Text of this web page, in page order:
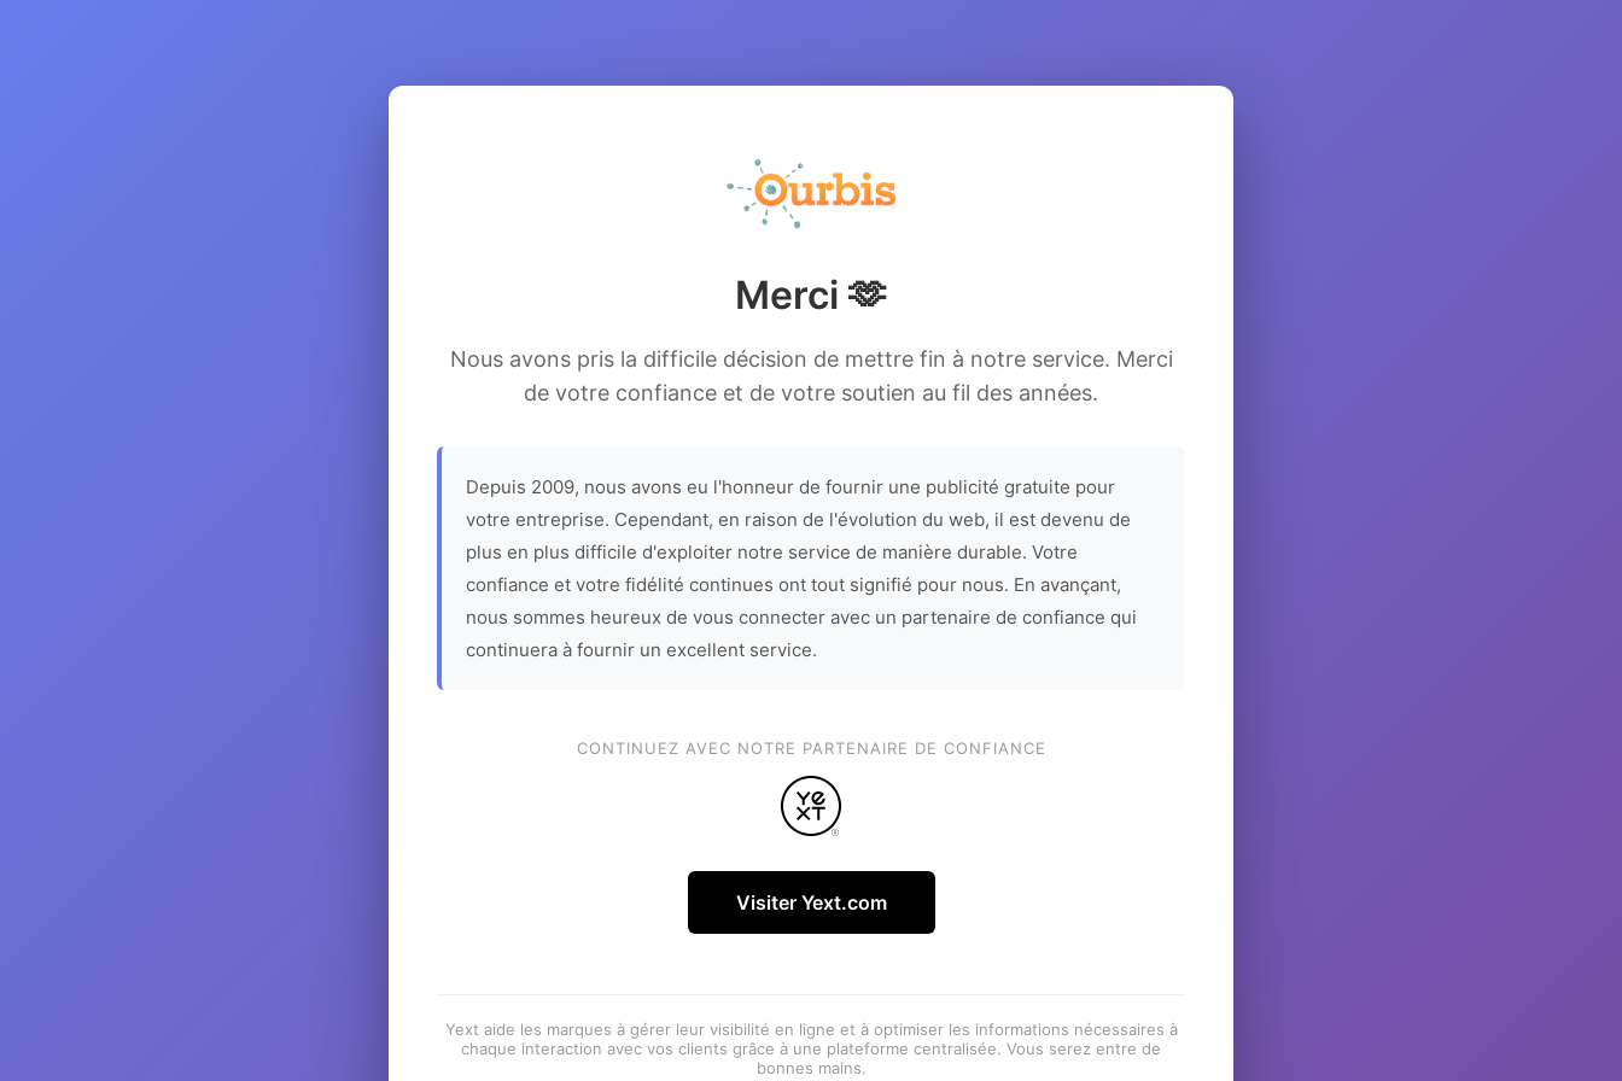
Merci 🫶
Nous avons pris la difficile décision de mettre fin à notre service. Merci
de votre confiance et de votre soutien au fil des années.
Depuis 2009, nous avons eu l'honneur de fournir une publicité gratuite pour
votre entreprise. Cependant, en raison de l'évolution du web, il est devenu de
plus en plus difficile d'exploiter notre service de manière durable. Votre
confiance et votre fidélité continues ont tout signifié pour nous. En avançant,
nous sommes heureux de vous connecter avec un partenaire de confiance qui
continuera à fournir un excellent service.
CONTINUEZ AVEC NOTRE PARTENAIRE DE CONFIANCE
Visiter Yext.com
Yext aide les marques à gérer leur visibilité en ligne et à optimiser les informations nécessaires à
chaque interaction avec vos clients grâce à une plateforme centralisée. Vous serez entre de
bonnes mains.